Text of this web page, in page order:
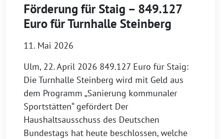
Förderung für Staig – 849.127
Euro für Turnhalle Steinberg
11. Mai 2026
Ulm, 22. April 2026 849.127 Euro für Staig:
Die Turnhalle Steinberg wird mit Geld aus
dem Programm „Sanierung kommunaler
Sportstätten“ gefördert Der
Haushaltsausschuss des Deutschen
Bundestags hat heute beschlossen, welche